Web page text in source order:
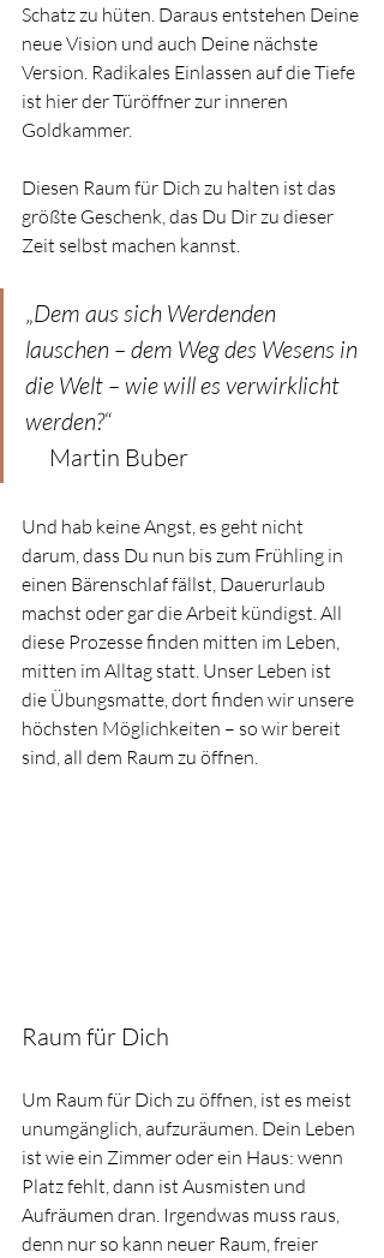
Schatz zu hüten. Daraus entstehen Deine
neue Vision und auch Deine nächste
Version. Radikales Einlassen auf die Tiefe
ist hier der Türöffner zur inneren
Goldkammer.
Diesen Raum für Dich zu halten ist das
größte Geschenk, das Du Dir zu dieser
Zeit selbst machen kannst.
„Dem aus sich Werdenden
lauschen – dem Weg des Wesens in
die Welt – wie will es verwirklicht
werden?“
     Martin Buber
Und hab keine Angst, es geht nicht
darum, dass Du nun bis zum Frühling in
einen Bärenschlaf fällst, Dauerurlaub
machst oder gar die Arbeit kündigst. All
diese Prozesse finden mitten im Leben,
mitten im Alltag statt. Unser Leben ist
die Übungsmatte, dort finden wir unsere
höchsten Möglichkeiten – so wir bereit
sind, all dem Raum zu öffnen.
Raum für Dich
Um Raum für Dich zu öffnen, ist es meist
unumgänglich, aufzuräumen. Dein Leben
ist wie ein Zimmer oder ein Haus: wenn
Platz fehlt, dann ist Ausmisten und
Aufräumen dran. Irgendwas muss raus,
denn nur so kann neuer Raum, freier